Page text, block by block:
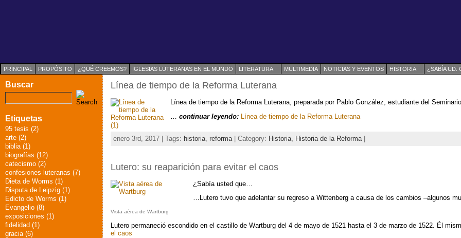
PRINCIPAL PROPÓSITO ¿QUÉ CREEMOS? IGLESIAS LUTERANAS EN EL MUNDO LITERATURA MULTIMEDIA NOTICIAS Y EVENTOS HISTORIA ¿SABÍA UD.
Buscar
Etiquetas
95 tesis (2)
arte (2)
biblia (1)
biografías (12)
catecismo (2)
confesiones luteranas (7)
Dieta de Worms (1)
Disputa de Leipzig (1)
Edicto de Worms (1)
Evangelio (8)
exposiciones (1)
fidelidad (1)
gracia (6)
Línea de tiempo de la Reforma Luterana
Línea de tiempo de la Reforma Luterana, preparada por Pablo González, estudiante del
continuar leyendo: Línea de tiempo de la Reforma Luterana
enero 3rd, 2017 | Tags: historia reforma | Category: Historia, Historia de la Reforma
Lutero: su reaparición para evitar el caos
¿Sabía usted que…
…Lutero tuvo que adelantar su regreso a Wittenberg a causa de los cambios –algunos
Vista aérea de Wartburg
Lutero permaneció escondido en el castillo de Wartburg del 4 de mayo de 1521 hasta el 3 de marzo de 1522. Él
el caos